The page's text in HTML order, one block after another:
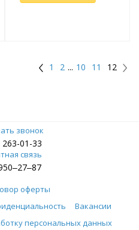
1 2 ... 10 11 12
звонок
263-01-33
связь
оферты
Вакансии
персональных данных